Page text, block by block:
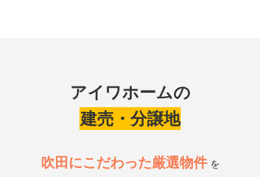
ご来店予約はこちら
アイワホームの
建売・分譲地
吹田にこだわった厳選物件を